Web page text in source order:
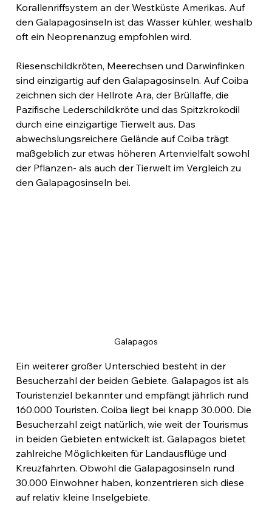
Korallenriffsystem an der Westküste Amerikas. Auf
den Galapagosinseln ist das Wasser kühler, weshalb
oft ein Neoprenanzug empfohlen wird.
Riesenschildkröten, Meerechsen und Darwinfinken
sind einzigartig auf den Galapagosinseln. Auf Coiba
zeichnen sich der Hellrote Ara, der Brüllaffe, die
Pazifische Lederschildkröte und das Spitzkrokodil
durch eine einzigartige Tierwelt aus. Das
abwechslungsreichere Gelände auf Coiba trägt
maßgeblich zur etwas höheren Artenvielfalt sowohl
der Pflanzen- als auch der Tierwelt im Vergleich zu
den Galapagosinseln bei.
Galapagos
Ein weiterer großer Unterschied besteht in der
Besucherzahl der beiden Gebiete. Galapagos ist als
Touristenziel bekannter und empfängt jährlich rund
160.000 Touristen. Coiba liegt bei knapp 30.000. Die
Besucherzahl zeigt natürlich, wie weit der Tourismus
in beiden Gebieten entwickelt ist. Galapagos bietet
zahlreiche Möglichkeiten für Landausflüge und
Kreuzfahrten. Obwohl die Galapagosinseln rund
30.000 Einwohner haben, konzentrieren sich diese
auf relativ kleine Inselgebiete.